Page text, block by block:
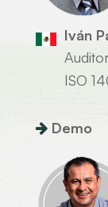
Iván
ISO
Demo